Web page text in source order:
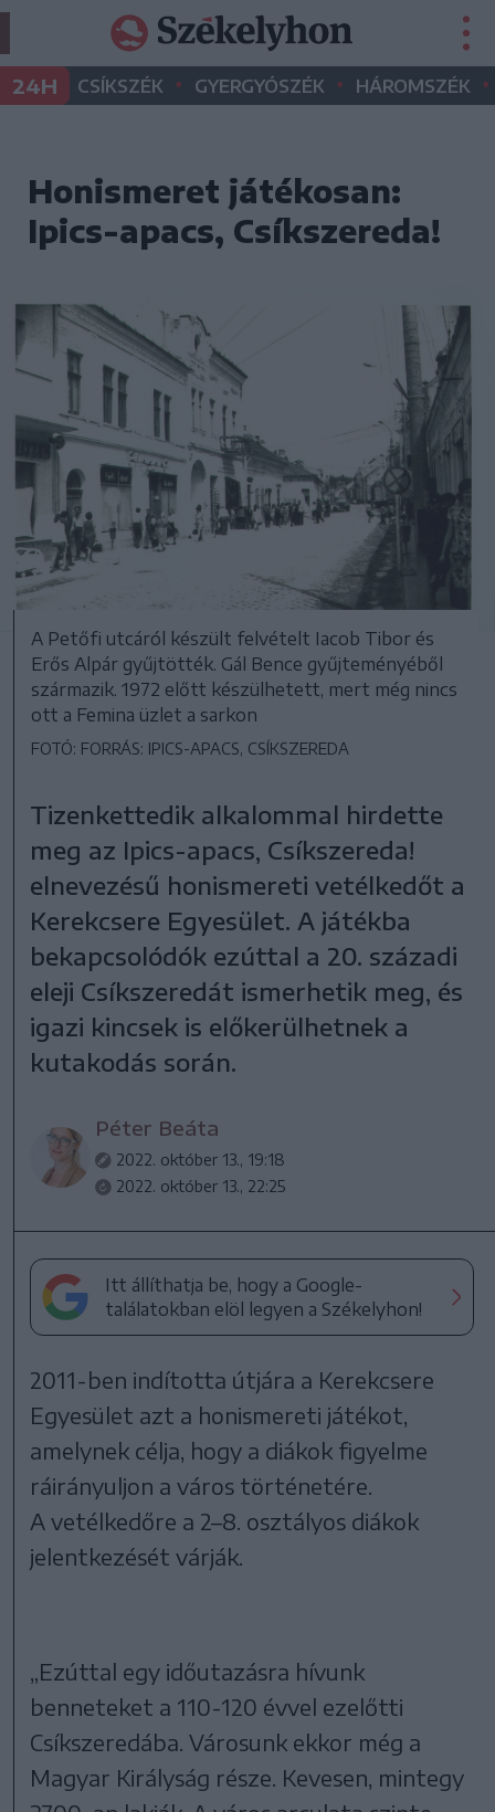
24H CSÍKSZÉK • GYERGYÓSZÉK • HÁROMSZÉK •
Honismeret játékosan:
Ipics-apacs, Csíkszereda!
A Petőfi utcáról készült felvételt Iacob Tibor és
Erős Alpár gyűjtötték. Gál Bence gyűjteményéből
származik. 1972 előtt készülhetett, mert még nincs
ott a Femina üzlet a sarkon
FOTÓ: FORRÁS: IPICS-APACS, CSÍKSZEREDA
Tizenkettedik alkalommal hirdette
meg az Ipics-apacs, Csíkszereda!
elnevezésű honismereti vetélkedőt a
Kerekcsere Egyesület. A játékba
bekapcsolódók ezúttal a 20. századi
eleji Csíkszeredát ismerhetik meg, és
igazi kincsek is előkerülhetnek a
kutakodás során.
Péter Beáta
2022. október 13., 19:18
2022. október 13., 22:25
Itt állíthatja be, hogy a Google-
találatokban elöl legyen a Székelyhon!
2011-ben indította útjára a Kerekcsere
Egyesület azt a honismereti játékot,
amelynek célja, hogy a diákok figyelme
ráirányuljon a város történetére.
A vetélkedőre a 2–8. osztályos diákok
jelentkezését várják.
„Ezúttal egy időutazásra hívunk
benneteket a 110-120 évvel ezelőtti
Csíkszeredába. Városunk ekkor még a
Magyar Királyság része. Kevesen, mintegy